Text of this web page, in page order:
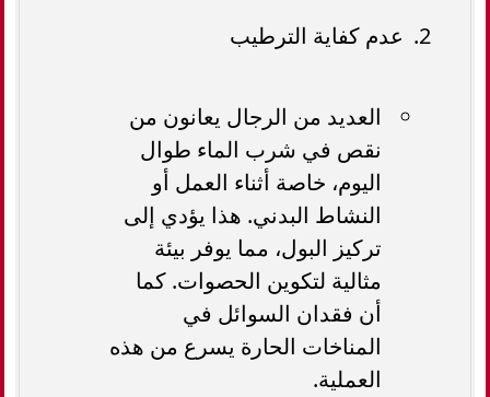
عدم كفاية الترطيب
العديد من الرجال يعانون من
نقص في شرب الماء طوال
اليوم، خاصة أثناء العمل أو
النشاط البدني. هذا يؤدي إلى
تركيز البول، مما يوفر بيئة
مثالية لتكوين الحصوات. كما
أن فقدان السوائل في
المناخات الحارة يسرع من هذه
العملية.